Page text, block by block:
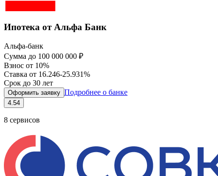
Ипотека от Альфа Банк
Альфа-банк
Сумма до 100 000 000 ₽
Взнос от 10%
Ставка от 16.246-25.931%
Срок до 30 лет
Оформить заявку Подробнее о банке
4.54
8 сервисов